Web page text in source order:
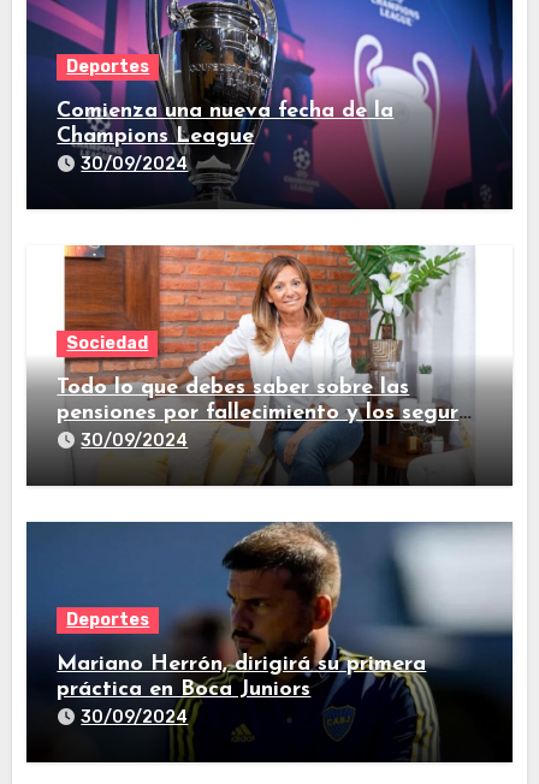
Deportes
Comienza una nueva fecha de la
Champions League
30/09/2024
Sociedad
Todo lo que debes saber sobre las
pensiones por fallecimiento y los seguros
de vida
30/09/2024
Deportes
Mariano Herrón, dirigirá su primera
práctica en Boca Juniors
30/09/2024